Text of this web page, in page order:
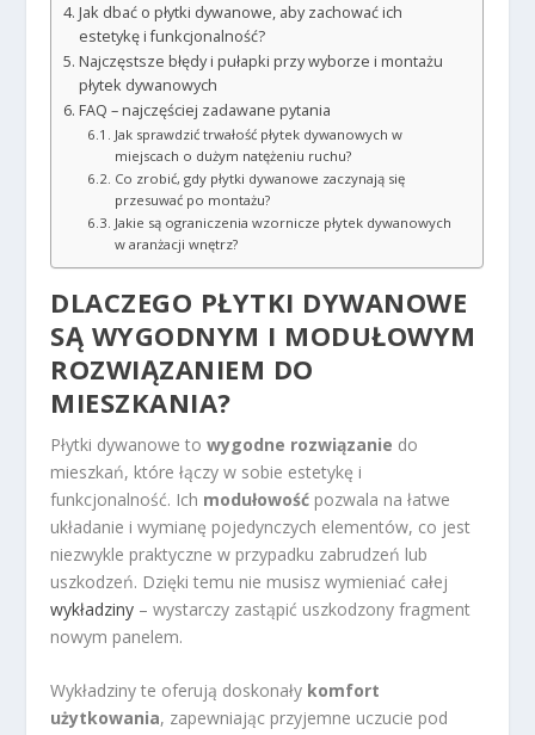
Jak dbać o płytki dywanowe, aby zachować ich
estetykę i funkcjonalność?
Najczęstsze błędy i pułapki przy wyborze i montażu
płytek dywanowych
FAQ – najczęściej zadawane pytania
Jak sprawdzić trwałość płytek dywanowych w
miejscach o dużym natężeniu ruchu?
Co zrobić, gdy płytki dywanowe zaczynają się
przesuwać po montażu?
Jakie są ograniczenia wzornicze płytek dywanowych
w aranżacji wnętrz?
DLACZEGO PŁYTKI DYWANOWE
SĄ WYGODNYM I MODUŁOWYM
ROZWIĄZANIEM DO
MIESZKANIA?
Płytki dywanowe towygodne rozwiązanie do
mieszkań, które łączy w sobie estetykę i
funkcjonalność. Ich modułowość pozwala na łatwe
układanie i wymianę pojedynczych elementów, co jest
niezwykle praktyczne w przypadku zabrudzeń lub
uszkodzeń. Dzięki temu nie musisz wymieniać całej
wykładziny – wystarczy zastąpić uszkodzony fragment
nowym panelem.
Wykładziny te oferują doskonały komfort
użytkowania, zapewniając przyjemne uczucie pod